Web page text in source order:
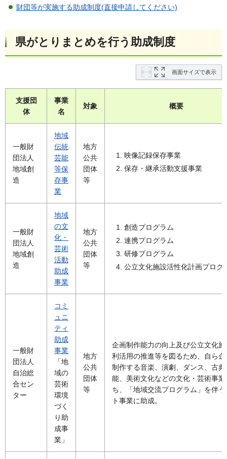
財団等が実施する助成制度(直接申請してください)
県がとりまとめを行う助成制度
画面サイズで表示
支援団
体
事業
名
対象 概要
一般財
団法人
地域創
造
地域
伝統
芸能
等保
存事
業
地方
公共
団体
等
映像記録保存事業
保存・継承活動支援事業
一般財
団法人
地域創
造
地域
の文
化・
芸術
活動
助成
事業
地方
公共
団体
等
創造プログラム
連携プログラム
研修プログラム
公立文化施設活性化計画プログ
一般財
団法人
自治総
合セン
ター
コミ
ュニ
ティ
助成
事業
「地
域の
芸術
環境
づく
り助
成事
業」
地方
公共
団体
等
企画制作能力の向上及び公立文化施
利活用の推進等を図るため、自ら企
制作する音楽、演劇、ダンス、古典
能、美術文化などの文化・芸術事業
ち、「地域交流プログラム」を伴
ト事業に助成。